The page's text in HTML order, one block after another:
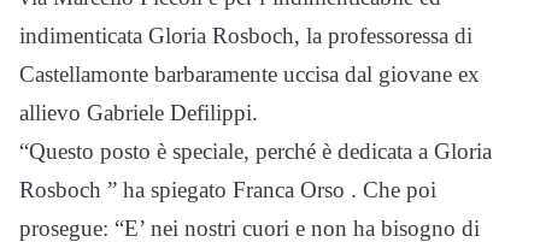
indimenticata Gloria Rosboch, la professoressa di
Castellamonte barbaramente uccisa dal giovane ex
allievo Gabriele Defilippi.
“Questo posto è speciale, perché è dedicata a Gloria
Rosboch ” ha spiegato Franca Orso . Che poi
prosegue: “E’ nei nostri cuori e non ha bisogno di